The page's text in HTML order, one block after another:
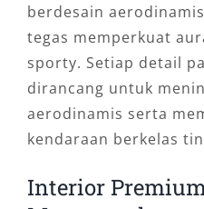
berdesain
tegas memperkuat
sporty. Setiap detail
dirancang untuk
aerodinamis serta
kendaraan berkelas
Interior